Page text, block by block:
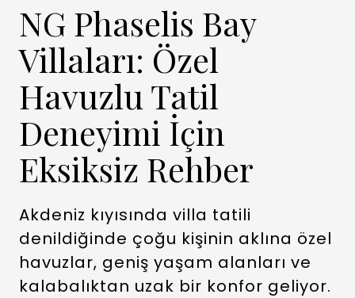
NG Phaselis Bay
Villaları: Özel
Havuzlu Tatil
Deneyimi İçin
Eksiksiz Rehber
Akdeniz kıyısında villa tatili
denildiğinde çoğu kişinin aklına özel
havuzlar, geniş yaşam alanları ve
kalabalıktan uzak bir konfor geliyor.